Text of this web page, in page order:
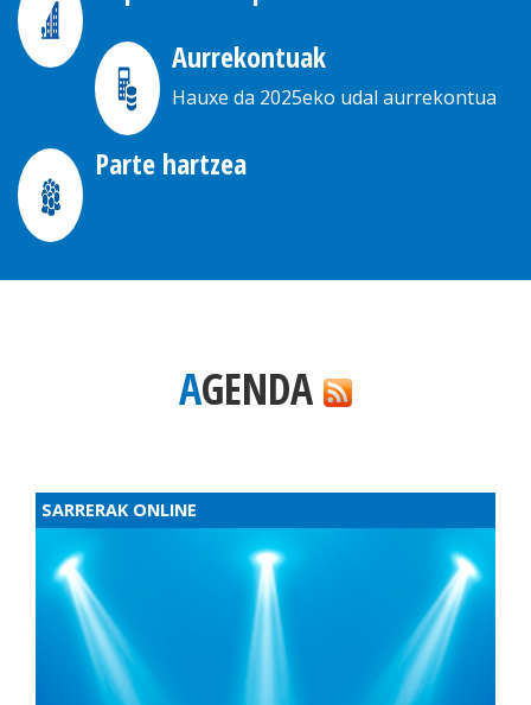
Aurrekontuak
Hauxe da 2025eko udal aurrekontua
Parte hartzea
AGENDA
SARRERAK ONLINE